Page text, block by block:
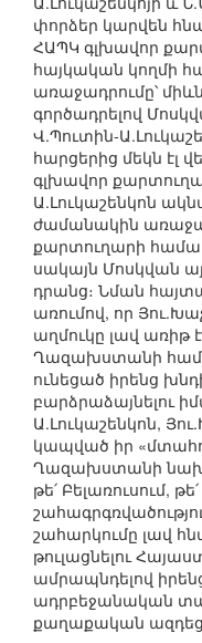
փորձեր կարվեն
ՀԱՊԿ գլխավոր
հայկական կողմի
առաջադրումը՝
գործադրելով
Վ.Պուտին-
հարցերից մեկն էլ
գլխավոր
Ա.Լուկաշենկոն
ժամանակին
քարտուղարի համար
սակայն Մոսկվան
դրանց։ Նման
առումով, որ
աղմուկը լավ առիթ
Ղազախստանի
ունեցած իրենց
բարձրաձայնելու
Ա.Լուկաշենկոն,
կապված իր
Ղազախստանի
թե՛ Բելառուսում,
շահարկումը լավ
թուլացնելու
ամրապնդելով
ադրբեջանական
քաղաքական